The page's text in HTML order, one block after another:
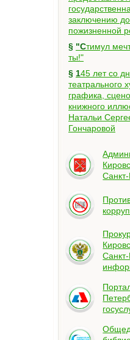
заключению
пожизненной
§ "Стимул мечты - это сам
ты!"
§ 145 лет со дня рождения
театрального
графика,
книжного
Натальи
Гончаровой